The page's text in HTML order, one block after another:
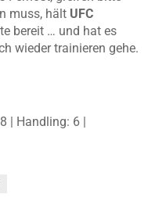
muss, hält UFC
bereit … und hat es
wieder trainieren gehe.
| Handling: 6 |